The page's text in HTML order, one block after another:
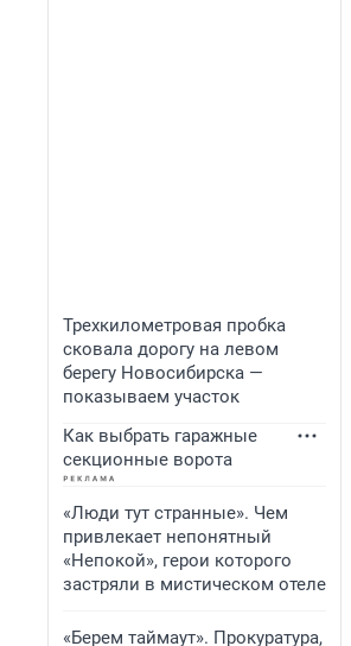
Трехкилометровая пробка
сковала дорогу на левом
берегу Новосибирска —
показываем участок
Как выбрать гаражные
секционные ворота
«Люди тут странные». Чем
привлекает непонятный
«Непокой», герои которого
застряли в мистическом отеле
«Берем таймаут». Прокуратура,